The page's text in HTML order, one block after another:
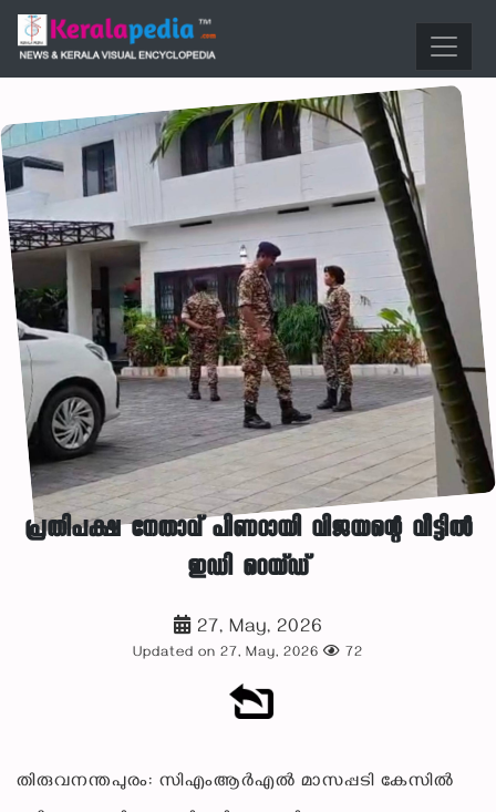
പ്രതിപക്ഷ നേതാവ് പിണറായി വിജയന്റെ വീട്ടിൽ
ഇഡി റെയ്ഡ്
27, May, 2026
Updated on 27, May, 2026 72
തിരുവനന്തപുരം: സിഎംആർഎൽ മാസപ്പടി കേസില്‍